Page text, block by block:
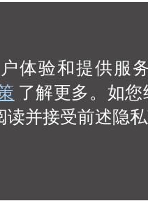
体验和提供服
了解更多。如
并接受前述隐